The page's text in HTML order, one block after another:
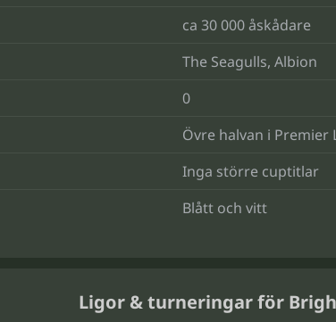
ca 30 000 åskådare
The Seagulls, Albion
0
Övre halvan i Premier
Inga större cuptitlar
Blått och vitt
Ligor & turneringar för